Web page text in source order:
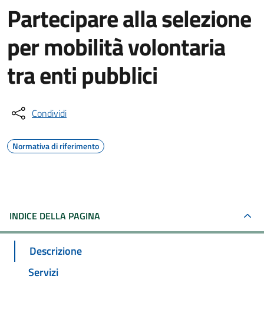
Partecipare alla selezione
per mobilità volontaria
tra enti pubblici
Condividi
Normativa di riferimento
INDICE DELLA PAGINA
Descrizione
Servizi